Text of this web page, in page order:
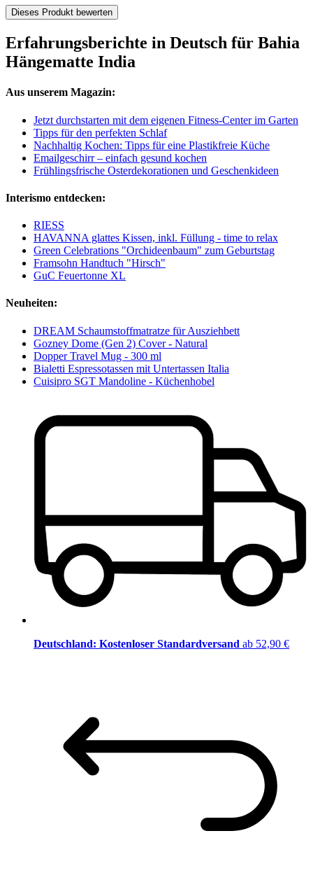
Dieses Produkt bewerten
Erfahrungsberichte in Deutsch für Bahia
Hängematte India
Aus unserem Magazin:
Jetzt durchstarten mit dem eigenen Fitness-Center im Garten
Tipps für den perfekten Schlaf
Nachhaltig Kochen: Tipps für eine Plastikfreie Küche
Emailgeschirr – einfach gesund kochen
Frühlingsfrische Osterdekorationen und Geschenkideen
Interismo entdecken:
RIESS
HAVANNA glattes Kissen, inkl. Füllung - time to relax
Green Celebrations "Orchideenbaum" zum Geburtstag
Framsohn Handtuch "Hirsch"
GuC Feuertonne XL
Neuheiten:
DREAM Schaumstoffmatratze für Ausziehbett
Gozney Dome (Gen 2) Cover - Natural
Dopper Travel Mug - 300 ml
Bialetti Espressotassen mit Untertassen Italia
Cuisipro SGT Mandoline - Küchenhobel
Deutschland: Kostenloser Standardversand ab 52,90 €